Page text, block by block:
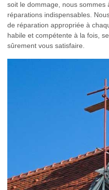
soit le dommage, nous
réparations indispensables.
de réparation appropriée à
habile et compétente à la fois,
sûrement vous satisfaire.